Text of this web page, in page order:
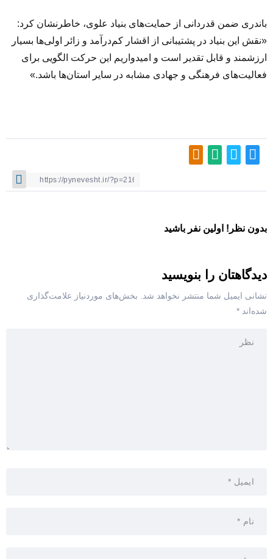
باندری ضمن قدردانی از حمایت‌های بنیاد علوی، خاطرنشان کرد:
«نقش این بنیاد در پشتیبانی از اقشار کم‌درآمد و زائر اولی‌ها بسیار
ارزشمند و قابل تقدیر است و امیدواریم این حرکت الگویی برای
فعالیت‌های فرهنگی و جهادی مشابه در سایر استان‌ها باشد.»
بدون نظر! اولین نفر باشید
دیدگاهتان را بنویسید
نشانی ایمیل شما منتشر نخواهد شد.
بخش‌های موردنیاز علامت‌گذاری
شده‌اند *